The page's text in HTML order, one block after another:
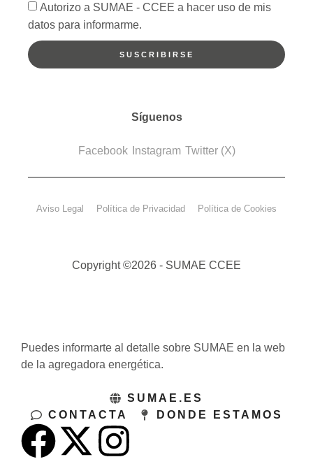
Síguenos
Facebook Instagram Twitter (X)
Autorizo a SUMAE - CCEE a hacer uso de mis
datos para informarme.
SUSCRIBIRSE
Copyright ©2026 - SUMAE CCEE
Aviso Legal Política de Privacidad Política de Cookies
Puedes informarte al detalle sobre SUMAE en la web
de la agregadora energética.
SUMAE.ES
CONTACTA
DONDE ESTAMOS